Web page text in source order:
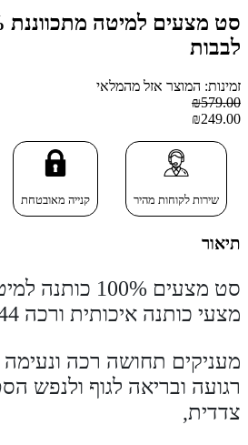
לבבות
זמינות: המוצר אזל מהמלאי
₪579.00
₪249.00
שירות לקוחות מהיר קנייה מאובטחת
תיאור
סט מצעים 100% כותנה למיטה זוגית מתכווננת
מצעי כותנה איכותית ורכה 144 חוט
מעניקים תחושה רכה
רגועה ובריאה לגוף ולנפש
צדדית,